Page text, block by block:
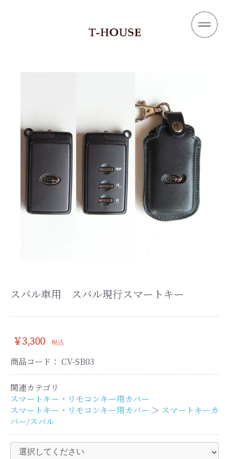
スバル車用 スバル現行スマートキー
￥3,300 税込
商品コード： CV-SB03
関連カテゴリ
スマートキー・リモコンキー用カバー
スマートキー・リモコンキー用カバー ＞ スマートキーカ
バー/スバル